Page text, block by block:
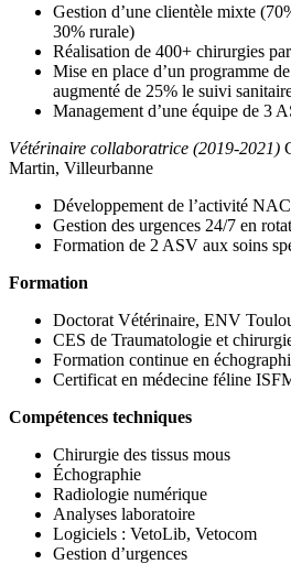
Gestion d’une clientèle mixte
30% rurale)
Réalisation de 400+ chirurgies
Mise en place d’un programme
augmenté de 25% le suivi
Management d’une équipe de 3
Vétérinaire collaboratrice (2019-2021)
Martin, Villeurbanne
Développement de l’activité
Gestion des urgences 24/7 en
Formation de 2 ASV aux soins
Formation
Doctorat Vétérinaire, ENV
CES de Traumatologie et
Formation continue en
Certificat en médecine féline
Compétences techniques
Chirurgie des tissus mous
Échographie
Radiologie numérique
Analyses laboratoire
Logiciels : VetoLib, Vetocom
Gestion d’urgences